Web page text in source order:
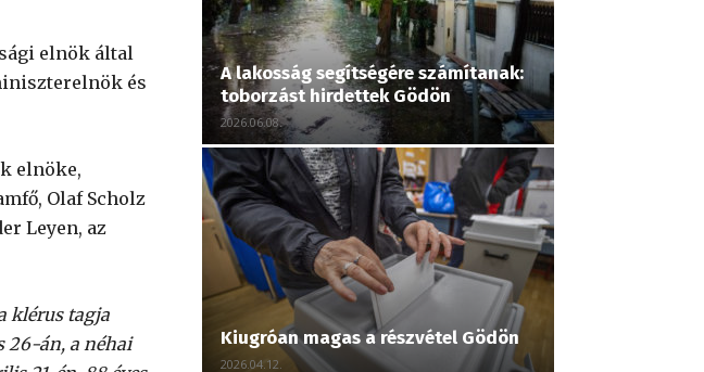
elnök által
és
elnöke,
Olaf Scholz
Leyen, az
klérus tagja
26-án, a néhai
A lakosság segítségére számítanak:
toborzást hirdettek Gödön
2026.06.08.
Kiugróan magas a részvétel Gödön
2026.04.12.